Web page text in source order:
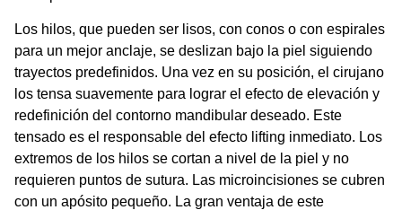
Los hilos, que pueden ser lisos, con conos o con espirales
para un mejor anclaje, se deslizan bajo la piel siguiendo
trayectos predefinidos. Una vez en su posición, el cirujano
los tensa suavemente para lograr el efecto de elevación y
redefinición del contorno mandibular deseado. Este
tensado es el responsable del efecto lifting inmediato. Los
extremos de los hilos se cortan a nivel de la piel y no
requieren puntos de sutura. Las microincisiones se cubren
con un apósito pequeño. La gran ventaja de este